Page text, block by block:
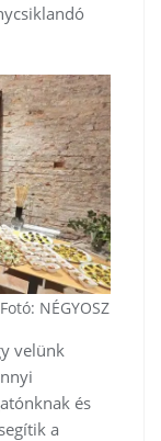
NÉGYOSZ
velünk
és
a